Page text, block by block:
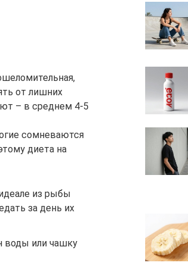
от лишних
– в среднем 4-5
сомневаются
диета на
из рыбы
за день их
воды или чашку